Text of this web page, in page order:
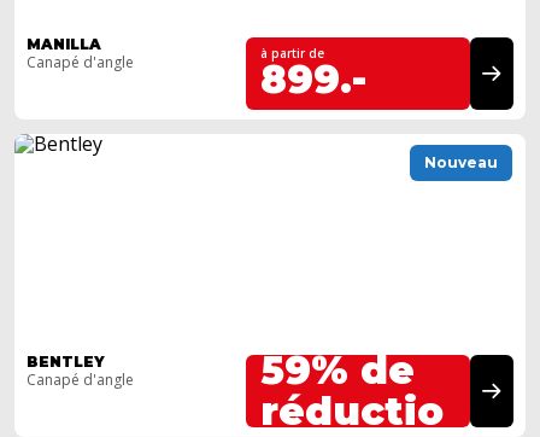
MANILLA
Canapé d'angle à partir de
899.-
Nouveau
BENTLEY
Canapé d'angle
59% de
réductio